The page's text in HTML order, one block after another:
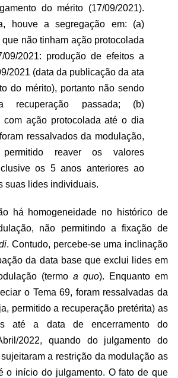
do mérito (17/09/2021).
houve a segregação em: (a)
não tinham ação protocolada
2021: produção de efeitos a
2021 (data da publicação da ata
do mérito), portanto não sendo
recuperação passada; (b)
com ação protocolada até o dia
ressalvados da modulação,
permitido reaver os valores
os 5 anos anteriores ao
suas lides individuais.
há homogeneidade no histórico de
não permitindo a fixação de
. Contudo, percebe-se uma inclinação
da data base que exclui lides em
(termo a quo). Enquanto em
o Tema 69, foram ressalvadas da
permitido a recuperação pretérita) as
até a data de encerramento do
2022, quando do julgamento do
a restrição da modulação as
o início do julgamento. O fato de que